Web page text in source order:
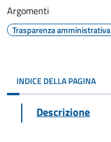
Argomenti
Trasparenza amministrativa
INDICE DELLA PAGINA
Descrizione